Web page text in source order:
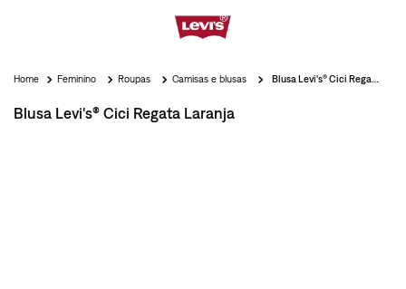
Feminino Roupas Camisas e blusas
Blusa Levi's® Cici Regata Laranja